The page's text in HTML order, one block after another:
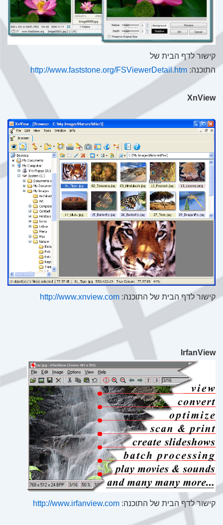
קישור לדף הבית של
התוכנה: http://www.faststone.org/FSViewerDetail.htm
XnView
קישור לדף הבית של התוכנה: http://www.xnview.com
IrfanView
קישור לדף הבית של התוכנה: http://www.irfanview.com